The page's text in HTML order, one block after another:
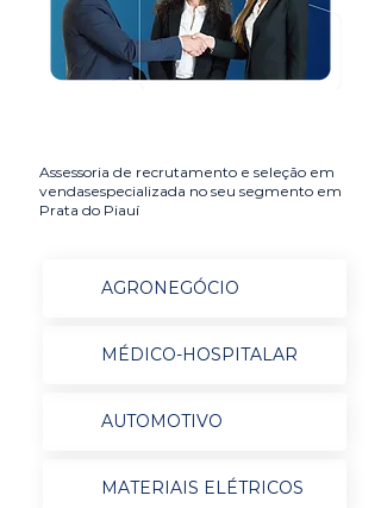
Assessoria de recrutamento e seleção em
vendasespecializada no seu segmento em
Prata do Piauí
AGRONEGÓCIO
MÉDICO-HOSPITALAR
AUTOMOTIVO
MATERIAIS ELÉTRICOS